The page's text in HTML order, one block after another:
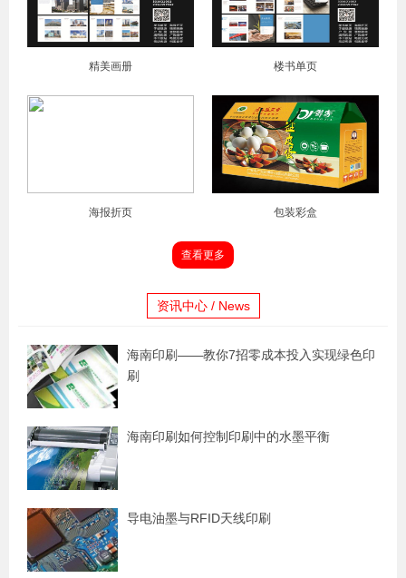
精美画册 楼书单页
海报折页 包装彩盒
查看更多
资讯中心 / News
海南印刷——教你7招零成本投入实现绿色印
刷
海南印刷如何控制印刷中的水墨平衡
导电油墨与RFID天线印刷